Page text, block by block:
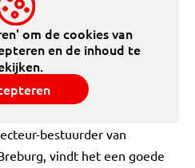
om de cookies van
en de inhoud te
bestuurder van
vindt het een goede